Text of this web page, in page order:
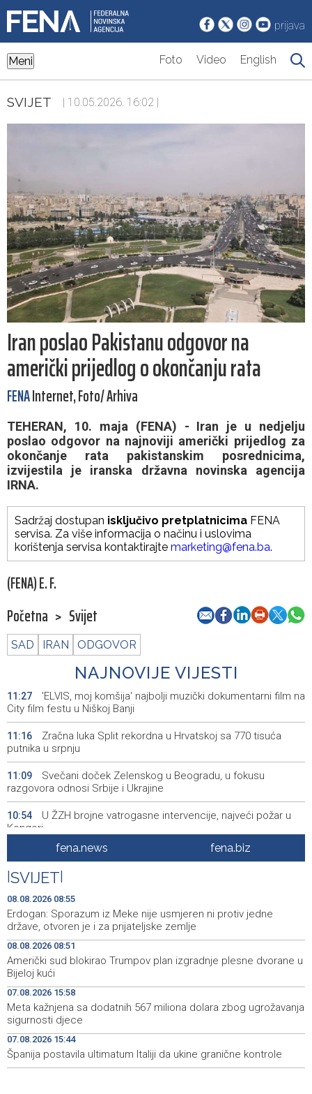
prijava
Meni Foto Video English
SVIJET | 10.05.2026. 16:02 |
Iran poslao Pakistanu odgovor na
američki prijedlog o okončanju rata
FENAInternet, Foto/ Arhiva
TEHERAN, 10. maja (FENA) - Iran je u nedjelju
poslao odgovor na najnoviji američki prijedlog za
okončanje rata pakistanskim posrednicima,
izvijestila je iranska državna novinska agencija
IRNA.
Sadržaj dostupan isključivo pretplatnicima FENA
servisa. Za više informacija o načinu i uslovima
korištenja servisa kontaktirajte marketing@fena.ba.
(FENA) E. F.
Početna > Svijet
SAD IRAN ODGOVOR
NAJNOVIJE VIJESTI
11:27
'ELVIS, moj komšija' najbolji muzički dokumentarni film na
City film festu u Niškoj Banji
11:16
Zračna luka Split rekordna u Hrvatskoj sa 770 tisuća
putnika u srpnju
11:09
Svečani doček Zelenskog u Beogradu, u fokusu
razgovora odnosi Srbije i Ukrajine
10:54
U ŽZH brojne vatrogasne intervencije, najveći požar u
Kongori
Karić: 'Jedite svoju vodu', unos vode kroz hranu prirodna
infuzija za organizam tokom vrućina
10:08
Obustavljen saobraćaj na magistralnoj cesti Stolac-
Neum, kod mjesta Udora, zbog nezgode
Šešić: Teme koje obrađuju dokumentarci tiču se svih
nas izravno ili na neki drugi način
10:07
Stručnjaci - Uz nizak nivo količine vode u rijekama,
najveći problem netretirane komunalne otpadne vode
10:05
U BiH narednih dana sunčano i vruće, na jugu zemlje
temperatura do 41 stepen
10:01
Danas dva susreta nove sezone nogometne WWin lige
BiH
fena.news fena.biz
SVIJET
08.08.2026 08:55
Erdogan: Sporazum iz Meke nije usmjeren ni protiv jedne
države, otvoren je i za prijateljske zemlje
08.08.2026 08:51
Američki sud blokirao Trumpov plan izgradnje plesne dvorane u
Bijeloj kući
07.08.2026 15:58
Meta kažnjena sa dodatnih 567 miliona dolara zbog ugrožavanja
sigurnosti djece
07.08.2026 15:44
Španija postavila ultimatum Italiji da ukine granične kontrole